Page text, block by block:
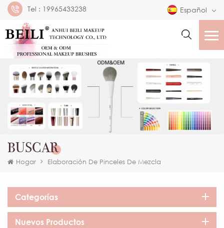
Tel : 19965433238 Español
BUSCAR
Hogar Elaboración De Pinceles De Mezcla
Categorías
Nuevos Productos